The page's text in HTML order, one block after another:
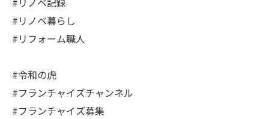
#リノベ暮らし
#リフォーム職人
#令和の虎
#フランチャイズチャンネル
#フランチャイズ募集